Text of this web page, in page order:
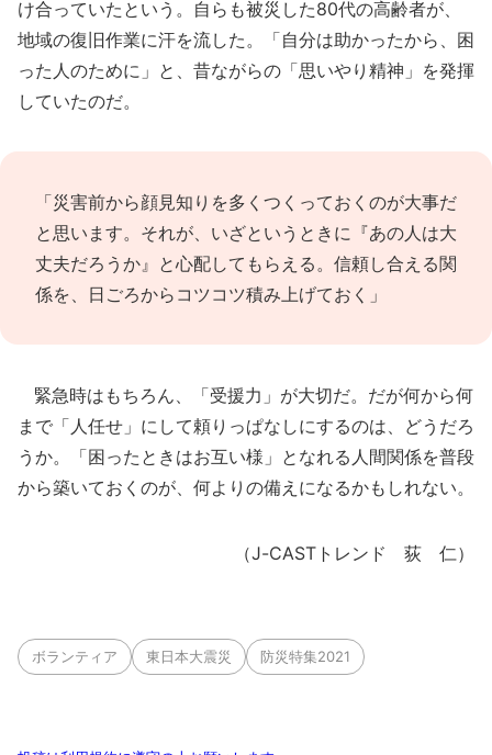
け合っていたという。自らも被災した80代の高齢者が、
地域の復旧作業に汗を流した。「自分は助かったから、困
った人のために」と、昔ながらの「思いやり精神」を発揮
していたのだ。
「災害前から顔見知りを多くつくっておくのが大事だ
と思います。それが、いざというときに『あの人は大
丈夫だろうか』と心配してもらえる。信頼し合える関
係を、日ごろからコツコツ積み上げておく」
緊急時はもちろん、「受援力」が大切だ。だが何から何
まで「人任せ」にして頼りっぱなしにするのは、どうだろ
うか。「困ったときはお互い様」となれる人間関係を普段
から築いておくのが、何よりの備えになるかもしれない。
（J-CASTトレンド 荻 仁）
ボランティア 東日本大震災 防災特集2021